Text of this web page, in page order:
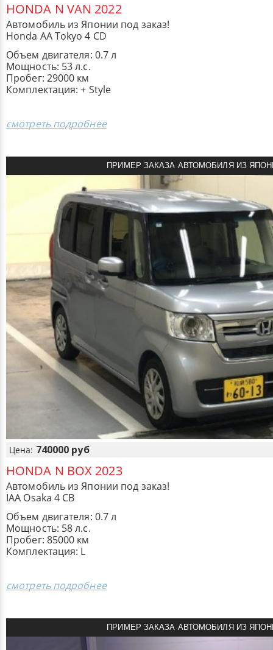
HONDA N VAN 2022
Автомобиль из Японии под заказ!
Honda AA Tokyo 4 CD
Объем двигателя: 0.7 л
Мощность: 53 л.с.
Пробег: 29000 км
Комплектация: + Style
смотреть подробнее
ПРИМЕР ЗАКАЗА АВТОМОБИЛЯ ИЗ
Цена: 740000 руб
HONDA N BOX 2023
Автомобиль из Японии под заказ!
IAA Osaka 4 CB
Объем двигателя: 0.7 л
Мощность: 58 л.с.
Пробег: 85000 км
Комплектация: L
смотреть подробнее
ПРИМЕР ЗАКАЗА АВТОМОБИЛЯ ИЗ